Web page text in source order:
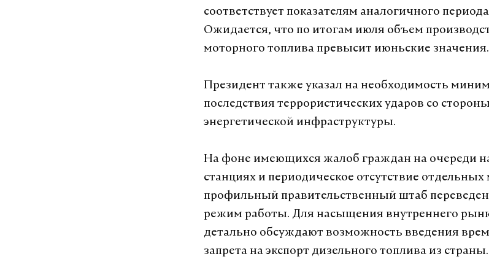
соответствует показателям аналогичного
Ожидается, что по итогам июля объем
моторного топлива превысит июньские значения.
Президент также указал на необходимость
последствия террористических ударов со
энергетической инфраструктуры.
На фоне имеющихся жалоб граждан на очереди
станциях и периодическое отсутствие отдельных
профильный правительственный штаб
режим работы. Для насыщения внутреннего
детально обсуждают возможность введения
запрета на экспорт дизельного топлива из страны.